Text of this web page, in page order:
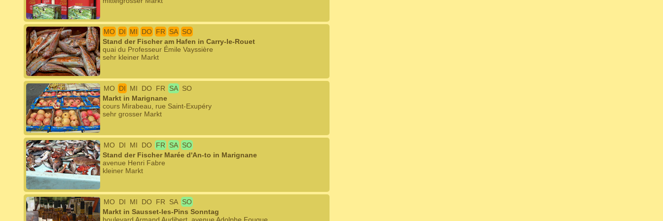
MO DI MI DO FR SA SO
Stand der Fischer am Hafen in Carry-le-Rouet
quai du Professeur Émile Vayssière
sehr kleiner Markt
MO DI MI DO FR SA SO
Markt in Marignane
cours Mirabeau, rue Saint-Exupéry
sehr grosser Markt
MO DI MI DO FR SA SO
Stand der Fischer Marée d'An-to in Marignane
avenue Henri Fabre
kleiner Markt
MO DI MI DO FR SA SO
Markt in Sausset-les-Pins Sonntag